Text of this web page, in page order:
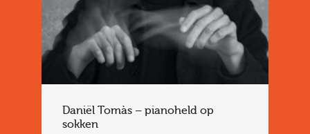
Daniël Tomàs – pianoheld op
sokken